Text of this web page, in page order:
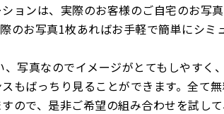
ョンは、実際のお客様のご自宅のお写
のお写真1枚あればお手軽で簡単にシミ
、写真なのでイメージがとてもしやすく
もばっちり見ることができます。全て
ので、是非ご希望の組み合わせを試し